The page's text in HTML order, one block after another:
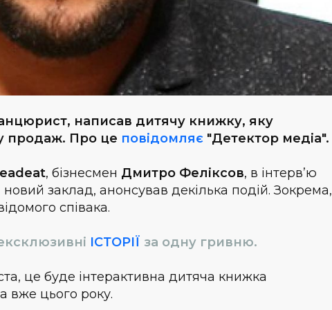
написав дитячу книжку, яку
продаж. Про це повідомляє "Детектор медіа".
, бізнесмен Дмитро Феліксов, в інтерв’ю
заклад, анонсував декілька подій. Зокрема,
співака.
ІСТОРІЇ за одну гривню.
це буде інтерактивна дитяча книжка
вже цього року.